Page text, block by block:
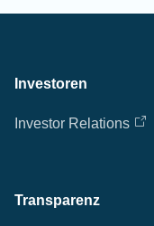
Investoren
Investor Relations
Transparenz